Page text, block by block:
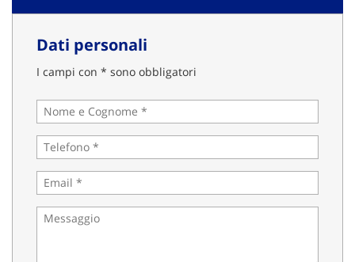
Dati personali
I campi con * sono obbligatori